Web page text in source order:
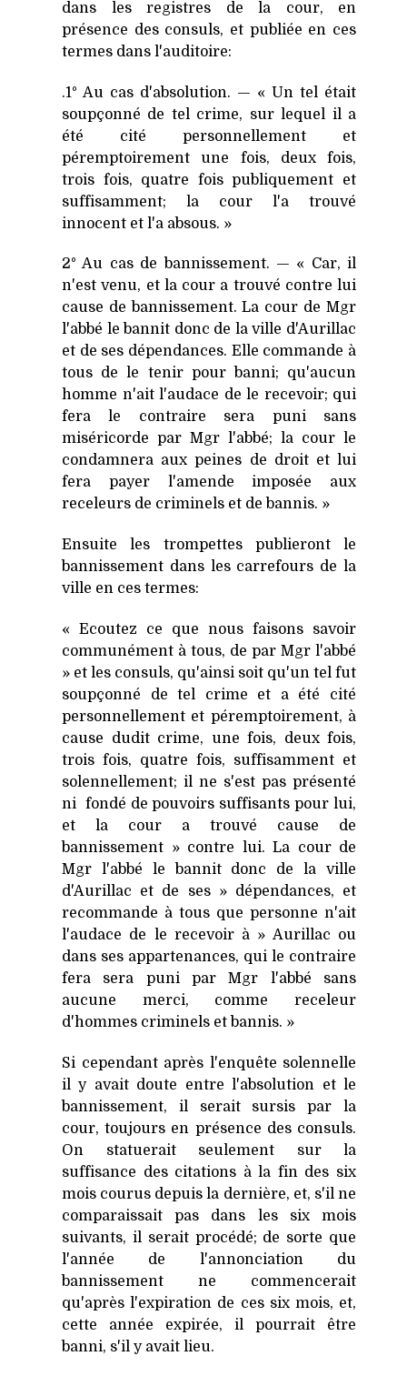
dans les registres de la cour, en
présence des consuls, et publiée en ces
termes dans l'auditoire:
.1° Au cas d'absolution. — « Un tel était
soupçonné de tel crime, sur lequel il a
été cité personnellement et
péremptoirement une fois, deux fois,
trois fois, quatre fois publiquement et
suffisamment; la cour l'a trouvé
innocent et l'a absous. »
2° Au cas de bannissement. — « Car, il
n'est venu, et la cour a trouvé contre lui
cause de bannissement. La cour de Mgr
l'abbé le bannit donc de la ville d'Aurillac
et de ses dépendances. Elle commande à
tous de le tenir pour banni; qu'aucun
homme n'ait l'audace de le recevoir; qui
fera le contraire sera puni sans
miséricorde par Mgr l'abbé; la cour le
condamnera aux peines de droit et lui
fera payer l'amende imposée aux
receleurs de criminels et de bannis. »
Ensuite les trompettes publieront le
bannissement dans les carrefours de la
ville en ces termes:
« Ecoutez ce que nous faisons savoir
communément à tous, de par Mgr l'abbé
» et les consuls, qu'ainsi soit qu'un tel fut
soupçonné de tel crime et a été cité
personnellement et péremptoirement, à
cause dudit crime, une fois, deux fois,
trois fois, quatre fois, suffisamment et
solennellement; il ne s'est pas présenté
ni fondé de pouvoirs suffisants pour lui,
et la cour a trouvé cause de
bannissement » contre lui. La cour de
Mgr l'abbé le bannit donc de la ville
d'Aurillac et de ses » dépendances, et
recommande à tous que personne n'ait
l'audace de le recevoir à » Aurillac ou
dans ses appartenances, qui le contraire
fera sera puni par Mgr l'abbé sans
aucune merci, comme receleur
d'hommes criminels et bannis. »
Si cependant après l'enquête solennelle
il y avait doute entre l'absolution et le
bannissement, il serait sursis par la
cour, toujours en présence des consuls.
On statuerait seulement sur la
suffisance des citations à la fin des six
mois courus depuis la dernière, et, s'il ne
comparaissait pas dans les six mois
suivants, il serait procédé; de sorte que
l'année de l'annonciation du
bannissement ne commencerait
qu'après l'expiration de ces six mois, et,
cette année expirée, il pourrait être
banni, s'il y avait lieu.